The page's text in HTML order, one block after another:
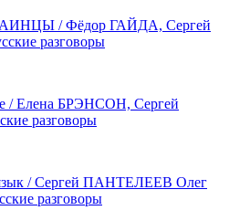
/ Фёдор ГАЙДА, Сергей
разговоры
/ Елена БРЭНСОН, Сергей
разговоры
/ Сергей ПАНТЕЛЕЕВ Олег
разговоры